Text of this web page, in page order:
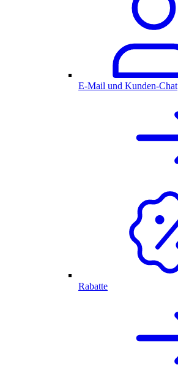
E-Mail und Kunden-Chat
Rabatte